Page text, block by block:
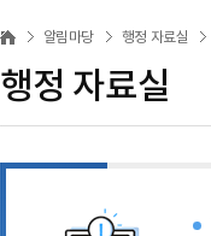
자
료
실
알림마당 행정 자료실
행정 자료실